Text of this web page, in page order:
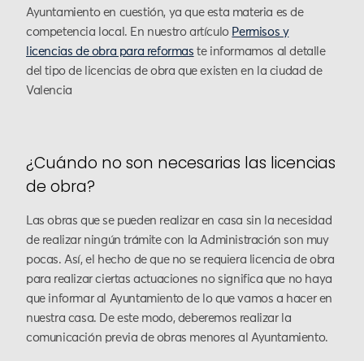
Ayuntamiento en cuestión, ya que esta materia es de
competencia local. En nuestro artículo Permisos y
licencias de obra para reformas te informamos al detalle
del tipo de licencias de obra que existen en la ciudad de
Valencia
¿Cuándo no son necesarias las licencias
de obra?
Las obras que se pueden realizar en casa sin la necesidad
de realizar ningún trámite con la Administración son muy
pocas. Así, el hecho de que no se requiera licencia de obra
para realizar ciertas actuaciones no significa que no haya
que informar al Ayuntamiento de lo que vamos a hacer en
nuestra casa. De este modo, deberemos realizar la
comunicación previa de obras menores al Ayuntamiento.